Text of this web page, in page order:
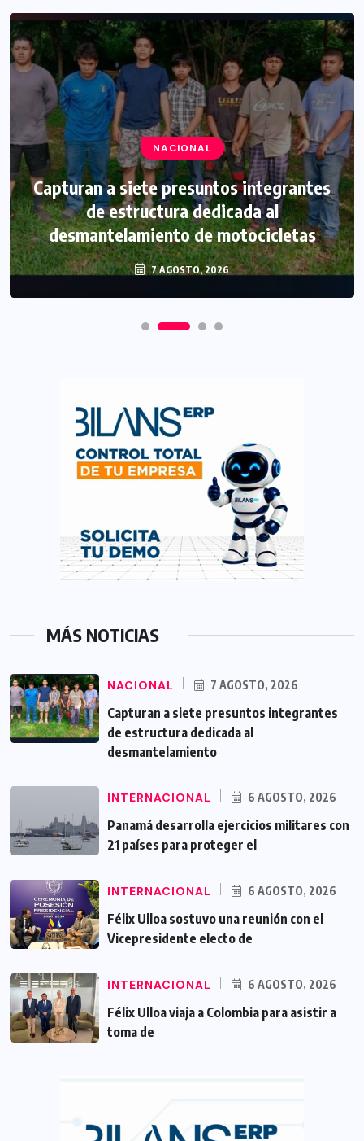
NACIONAL
Capturan a siete presuntos integrantes
de estructura dedicada al
desmantelamiento de motocicletas
7 AGOSTO, 2026
MÁS NOTICIAS
NACIONAL 7 AGOSTO, 2026
Capturan a siete presuntos integrantes
de estructura dedicada al
desmantelamiento
INTERNACIONAL 6 AGOSTO, 2026
Panamá desarrolla ejercicios militares con
21 países para proteger el
INTERNACIONAL 6 AGOSTO, 2026
Félix Ulloa sostuvo una reunión con el
Vicepresidente electo de
INTERNACIONAL 6 AGOSTO, 2026
Félix Ulloa viaja a Colombia para asistir a
toma de